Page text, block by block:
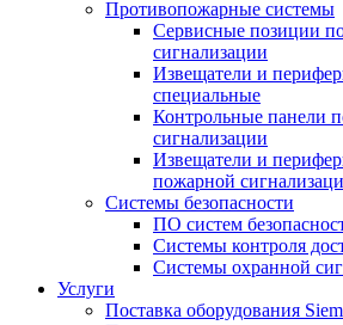
Противопожарные системы
Сервисные позиции
сигнализации
Извещатели и
специальные
Контрольные панели
сигнализации
Извещатели и
пожарной
Системы безопасности
ПО систем
Системы контроля
Системы охранной
Услуги
Поставка оборудования